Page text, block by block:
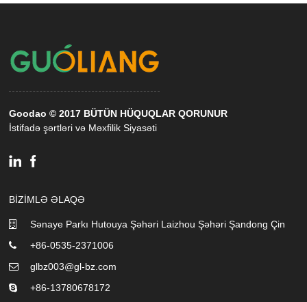
Goodao © 2017 BÜTÜN HÜQUQLAR QORUNUR
İstifadə şərtləri və Məxfilik Siyasəti
BIZIMLƏ ƏLAQƏ
Sənaye Parkı Hutouya Şəhəri Laizhou Şəhəri Şandong Çin
+86-0535-2371006
glbz003@gl-bz.com
+86-13780678172